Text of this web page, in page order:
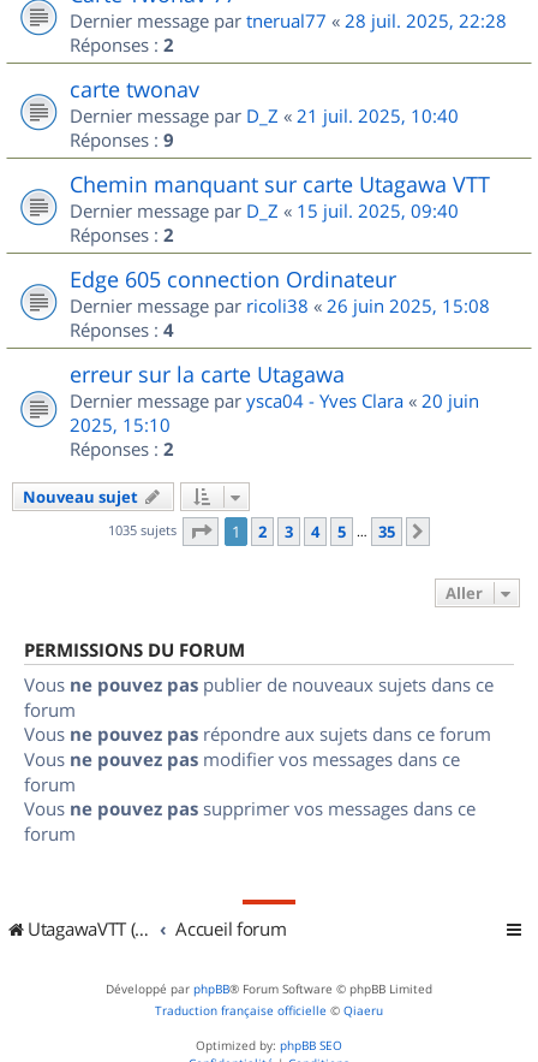
Dernier message par tnerual77 « 28 juil. 2025, 22:28
Réponses : 2
carte twonav
Dernier message par D_Z « 21 juil. 2025, 10:40
Réponses : 9
Chemin manquant sur carte Utagawa VTT
Dernier message par D_Z « 15 juil. 2025, 09:40
Réponses : 2
Edge 605 connection Ordinateur
Dernier message par ricoli38 « 26 juin 2025, 15:08
Réponses : 4
erreur sur la carte Utagawa
Dernier message par ysca04 - Yves Clara « 20 juin
2025, 15:10
Réponses : 2
Nouveau sujet
1035 sujets Page 1sur
1 2 3 4 5 … 35
Aller
PERMISSIONS DU FORUM
Vous ne pouvez pas publier de nouveaux sujets dans ce
forum
Vous ne pouvez pas répondre aux sujets dans ce forum
Vous ne pouvez pas modifier vos messages dans ce
forum
Vous ne pouvez pas supprimer vos messages dans ce
forum
UtagawaVTT (Randos VTT et VTTAE avec traces GPS) Accueil forum
Développé par phpBB® Forum Software © phpBB Limited
Traduction française officielle © Qiaeru
Optimized by: phpBB SEO